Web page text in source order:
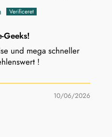
Geeks!
und mega schneller
!
10/06/2026